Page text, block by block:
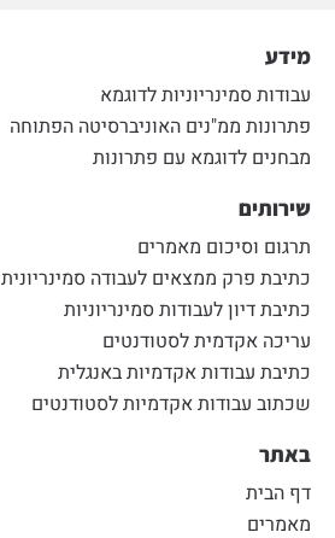
מידע
עבודות סמינריוניות לדוגמא
פתרונות ממ"נים האוניברסיטה הפתוחה
מבחנים לדוגמא עם פתרונות
שירותים
תרגום וסיכום מאמרים
כתיבת פרק ממצאים לעבודה סמינריונית
כתיבת דיון לעבודות סמינריוניות
עריכה אקדמית לסטודנטים
כתיבת עבודות אקדמיות באנגלית
שכתוב עבודות אקדמיות לסטודנטים
באתר
דף הבית
מאמרים